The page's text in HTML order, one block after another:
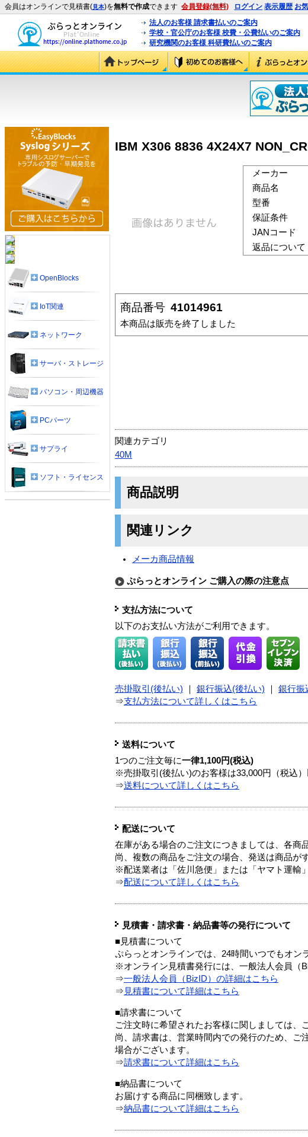
会員はオンラインで見積書(見本)を無料で作成できます 会員登録(無料) ログイン 表示履歴 お
法人のお客様 請求書払いのご案内
学校・官公庁のお客様 校費・公費払いのご案内
研究機関のお客様 科研費払いのご案内
IBM X306 8836 4X24X7
メーカー
商品名
型番
保証条件
JANコード
返品について
商品番号 41014961
本商品は販売を終了しました
関連カテゴリ
40M
商品説明
関連リンク
メーカ商品情報
ぷらっとオンライン ご購入の際の注意点
支払方法について
以下のお支払い方法がご利用できます。
売掛取引(後払い) 銀行振込(後払い) 銀行振
⇒支払方法について詳しくはこちら
送料について
1つのご注文毎に一律1,100円(税込)
※売掛取引(後払い)のお客様は33,000円（税込）
⇒送料について詳しくはこちら
配送について
在庫がある場合のご注文につきましては、各商
尚、複数の商品をご注文の場合、発送は商品が
※配送業者は「佐川急便」または「ヤマト運輸
⇒配送について詳しくはこちら
見積書・請求書・納品書等の発行について
■見積書について
ぷらっとオンラインでは、24時間いつでもオン
※オンライン見積書発行には、一般法人会員（
⇒一般法人会員（BizID）の詳細はこちら
⇒ 見積書について詳細はこちら
■請求書について
ご注文時に希望されたお客様に関しましては、
尚、請求書は、営業時間内での発行のため、ご
場合がございます。
⇒請求書について詳細はこちら
■納品書について
お届けする商品に同梱致します。
⇒納品書について詳細はこちら
OpenBlocks
IoT関連
ネットワーク
サーバ・ストレージ
パソコン・周辺機器
PCパーツ
サプライ
ソフト・ライセンス